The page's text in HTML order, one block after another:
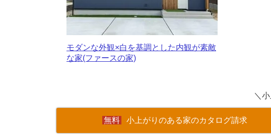
モダンな外観×白を基調とした内観が素敵
な家(ファースの家)
＼
小上がりのある家のカタログ請求